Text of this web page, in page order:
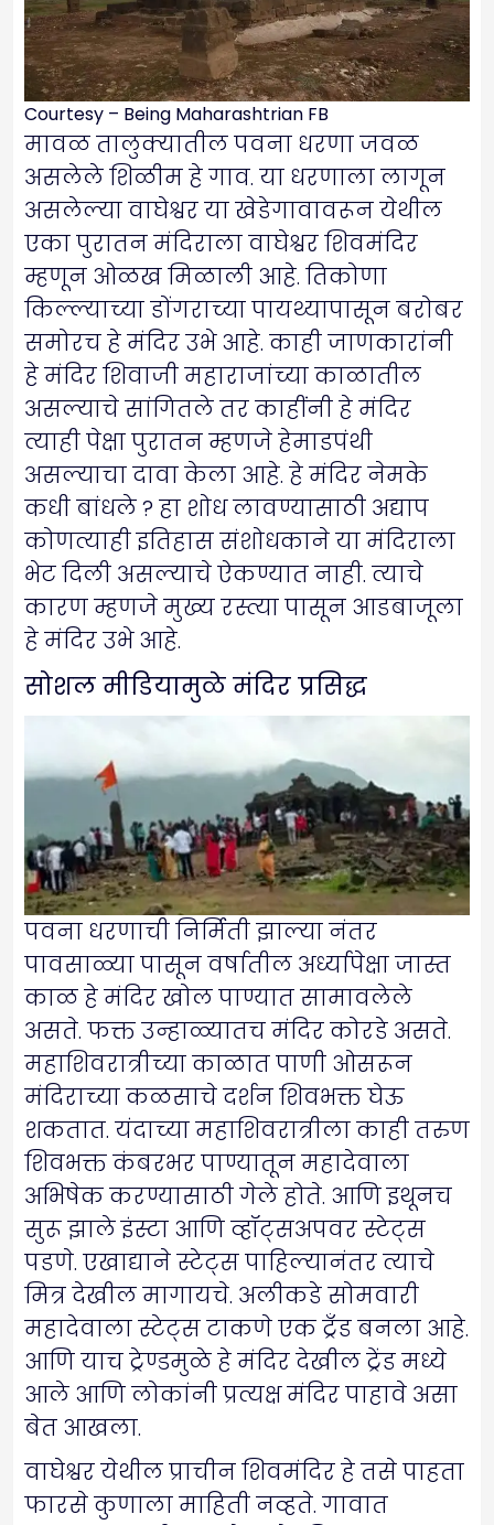
Courtesy – Being Maharashtrian FB
मावळ तालुक्यातील पवना धरणा जवळ
असलेले शिळीम हे गाव. या धरणाला लागून
असलेल्या वाघेश्वर या खेडेगावावरून येथील
एका पुरातन मंदिराला वाघेश्वर शिवमंदिर
म्हणून ओळख मिळाली आहे. तिकोणा
किल्ल्याच्या डोंगराच्या पायथ्यापासून बरोबर
समोरच हे मंदिर उभे आहे. काही जाणकारांनी
हे मंदिर शिवाजी महाराजांच्या काळातील
असल्याचे सांगितले तर काहींनी हे मंदिर
त्याही पेक्षा पुरातन म्हणजे हेमाडपंथी
असल्याचा दावा केला आहे. हे मंदिर नेमके
कधी बांधले ? हा शोध लावण्यासाठी अद्याप
कोणत्याही इतिहास संशोधकाने या मंदिराला
भेट दिली असल्याचे ऐकण्यात नाही. त्याचे
कारण म्हणजे मुख्य रस्त्या पासून आडबाजूला
हे मंदिर उभे आहे.
सोशल मीडियामुळे मंदिर प्रसिद्ध
पवना धरणाची निर्मिती झाल्या नंतर
पावसाळ्या पासून वर्षातील अर्ध्यापेक्षा जास्त
काळ हे मंदिर खोल पाण्यात सामावलेले
असते. फक्त उन्हाळ्यातच मंदिर कोरडे असते.
महाशिवरात्रीच्या काळात पाणी ओसरून
मंदिराच्या कळसाचे दर्शन शिवभक्त घेऊ
शकतात. यंदाच्या महाशिवरात्रीला काही तरुण
शिवभक्त कंबरभर पाण्यातून महादेवाला
अभिषेक करण्यासाठी गेले होते. आणि इथूनच
सुरू झाले इंस्टा आणि व्हॉट्सअपवर स्टेट्स
पडणे. एखाद्याने स्टेट्स पाहिल्यानंतर त्याचे
मित्र देखील मागायचे. अलीकडे सोमवारी
महादेवाला स्टेट्स टाकणे एक ट्रँड बनला आहे.
आणि याच ट्रेण्डमुळे हे मंदिर देखील ट्रेंड मध्ये
आले आणि लोकांनी प्रत्यक्ष मंदिर पाहावे असा
बेत आखला.
वाघेश्वर येथील प्राचीन शिवमंदिर हे तसे पाहता
फारसे कुणाला माहिती नव्हते. गावात